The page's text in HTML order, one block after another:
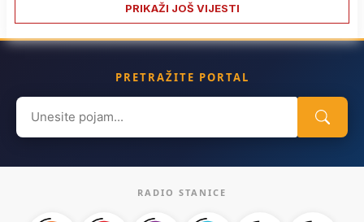
PRIKAŽI JOŠ VIJESTI
PRETRAŽITE PORTAL
Search
for:
RADIO STANICE